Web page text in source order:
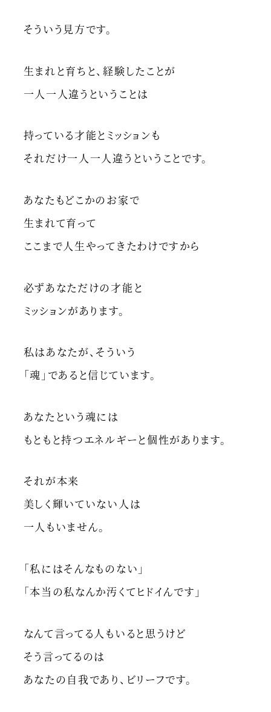
そういう見方です。
生まれと育ちと、経験したことが
一人一人違うということは
持っている才能とミッションも
それだけ一人一人違うということです。
あなたもどこかのお家で
生まれて育って
ここまで人生やってきたわけですから
必ずあなただけの才能と
ミッションがあります。
私はあなたが、そういう
「魂」であると信じています。
あなたという魂には
もともと持つエネルギーと個性があります。
それが本来
美しく輝いていない人は
一人もいません。
「私にはそんなものない」
「本当の私なんか汚くてヒドイんです」
なんて言ってる人もいると思うけど
そう言ってるのは
あなたの自我であり、ビリーフです。